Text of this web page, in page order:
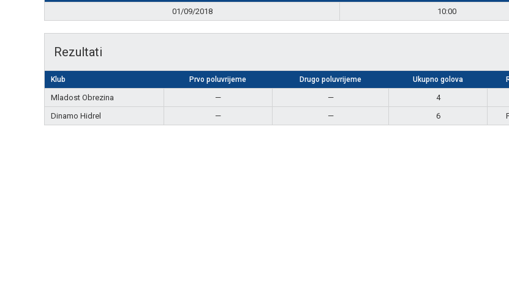
01/09/2018 10:00
Rezultati
Klub Prvo poluvrijeme Drugo poluvrijeme Ukupno golova
Mladost Obrezina — — 4
Dinamo Hidrel
— — 6